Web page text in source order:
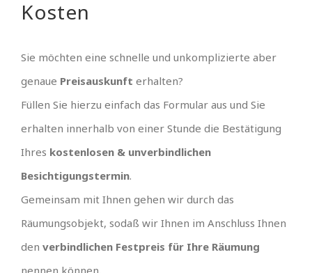
Kosten
Sie möchten eine schnelle und unkomplizierte aber
genaue Preisauskunft erhalten?
Füllen Sie hierzu einfach das Formular aus und Sie
erhalten innerhalb von einer Stunde die Bestätigung
Ihres kostenlosen & unverbindlichen
Besichtigungstermin.
Gemeinsam mit Ihnen gehen wir durch das
Räumungsobjekt, sodaß wir Ihnen im Anschluss Ihnen
den verbindlichen Festpreis für Ihre Räumung
nennen können.